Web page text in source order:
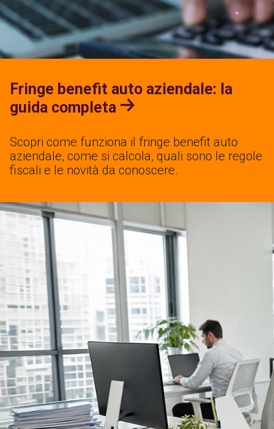
Fringe benefit auto aziendale: la
guida completa
Scopri come funziona il fringe benefit auto
aziendale, come si calcola, quali sono le regole
fiscali e le novità da conoscere.